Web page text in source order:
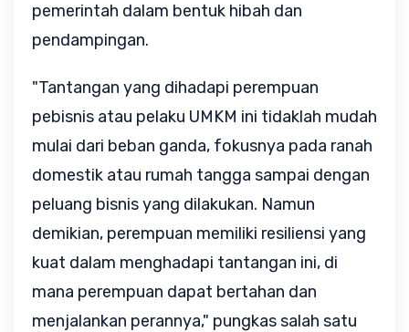
pemerintah dalam bentuk hibah dan
pendampingan.
"Tantangan yang dihadapi perempuan
pebisnis atau pelaku UMKM ini tidaklah mudah
mulai dari beban ganda, fokusnya pada ranah
domestik atau rumah tangga sampai dengan
peluang bisnis yang dilakukan. Namun
demikian, perempuan memiliki resiliensi yang
kuat dalam menghadapi tantangan ini, di
mana perempuan dapat bertahan dan
menjalankan perannya," pungkas salah satu